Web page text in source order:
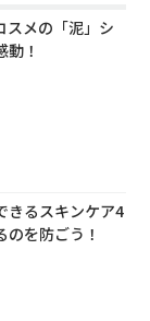
スメの「泥」シ
！
きるスキンケア4
を防ごう！